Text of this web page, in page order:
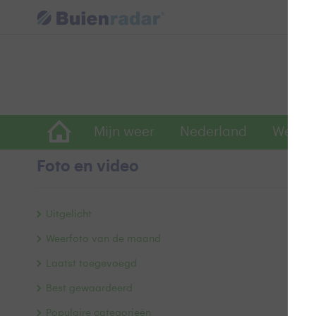
Mijn weer Nederland
Foto en video
Uitgelicht
Weerfoto van de maand
Laatst toegevoegd
Best gewaardeerd
Populaire categorieën